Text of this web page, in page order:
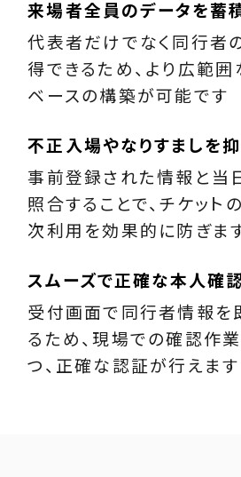
来場者全員のデータを蓄
代表者だけでなく同行者
得できるため、より広範
ベースの構築が可能です
不正入場やなりすましを抑
事前登録された情報と当
照合することで、チケット
次利用を効果的に防ぎま
スムーズで正確な本人確
受付画面で同行者情報を
るため、現場での確認作
つ、正確な認証が行えます